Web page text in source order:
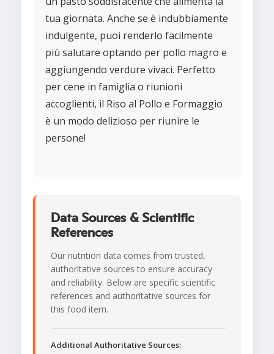
tua giornata. Anche se è indubbiamente
indulgente, puoi renderlo facilmente
più salutare optando per pollo magro e
aggiungendo verdure vivaci. Perfetto
per cene in famiglia o riunioni
accoglienti, il Riso al Pollo e Formaggio
è un modo delizioso per riunire le
persone!
Data Sources & Scientific
References
Our nutrition data comes from trusted,
authoritative sources to ensure accuracy
and reliability. Below are specific scientific
references and authoritative sources for
this food item.
Additional Authoritative Sources: